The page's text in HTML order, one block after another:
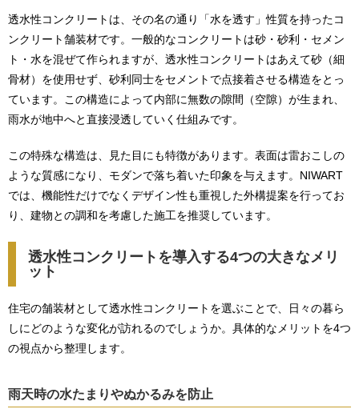
透水性コンクリートは、その名の通り「水を透す」性質を持ったコ
ンクリート舗装材です。一般的なコンクリートは砂・砂利・セメン
ト・水を混ぜて作られますが、透水性コンクリートはあえて砂（細
骨材）を使用せず、砂利同士をセメントで点接着させる構造をとっ
ています。この構造によって内部に無数の隙間（空隙）が生まれ、
雨水が地中へと直接浸透していく仕組みです。
この特殊な構造は、見た目にも特徴があります。表面は雷おこしの
ような質感になり、モダンで落ち着いた印象を与えます。NIWART
では、機能性だけでなくデザイン性も重視した外構提案を行ってお
り、建物との調和を考慮した施工を推奨しています。
透水性コンクリートを導入する4つの大きなメリ
ット
住宅の舗装材として透水性コンクリートを選ぶことで、日々の暮ら
しにどのような変化が訪れるのでしょうか。具体的なメリットを4つ
の視点から整理します。
雨天時の水たまりやぬかるみを防止